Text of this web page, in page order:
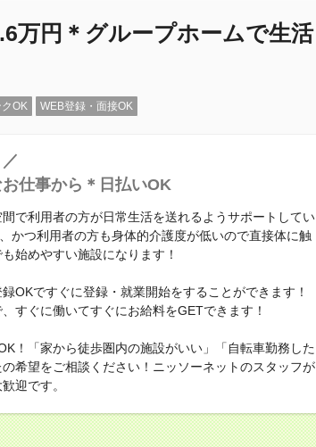
万円＊グループホームで生活
OK WEB登録・面接OK
仕事から＊日払いOK
で利用者の方が日常生活を送れるようサポートしてい
かつ利用者の方も身体的介護度が低いので直接体に触
始めやすい施設になります！
OKですぐに登録・就業開始をすることができます！
すぐに働いてすぐにお給料をGETできます！
！「家から徒歩圏内の施設がいい」「自転車勤務した
希望をご相談ください！ニッソーネットのスタッフが
迎です。